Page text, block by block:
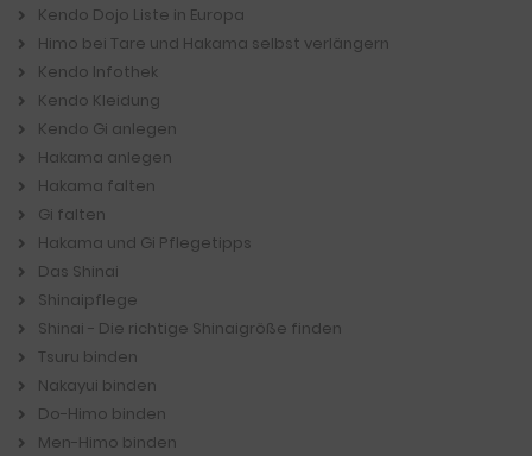
Kendo Dojo Liste in Europa
Himo bei Tare und Hakama selbst verlängern
Kendo Infothek
Kendo Kleidung
Kendo Gi anlegen
Hakama anlegen
Hakama falten
Gi falten
Hakama und Gi Pflegetipps
Das Shinai
Shinaipflege
Shinai - Die richtige Shinaigröße finden
Tsuru binden
Nakayui binden
Do-Himo binden
Men-Himo binden